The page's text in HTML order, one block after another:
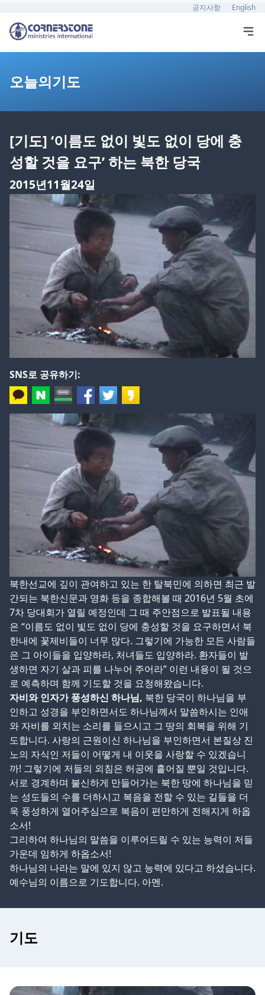
공지사항 English
오늘의기도
[기도] ‘이름도 없이 빛도 없이 당에 충
성할 것을 요구’ 하는 북한 당국
2015년11월24일
SNS로 공유하기:
북한선교에 깊이 관여하고 있는 한 탈북민에 의하면 최근 발
간되는 북한신문과 영화 등을 종합해볼 때 2016년 5월 초에
7차 당대회가 열릴 예정인데 그 때 주안점으로 발표될 내용
은 “이름도 없이 빛도 없이 당에 충성할 것을 요구하면서 북
한내에 꽃제비들이 너무 많다. 그렇기에 가능한 모든 사람들
은 그 아이들을 입양하라, 처녀들도 입양하라. 환자들이 발
생하면 자기 살과 피를 나누어 주어라” 이런 내용이 될 것으
로 예측하며 함께 기도할 것을 요청해왔습니다.
자비와 인자가 풍성하신 하나님, 북한 당국이 하나님을 부
인하고 성경을 부인하면서도 하나님께서 말씀하시는 인애
와 자비를 외치는 소리를 들으시고 그 땅의 회복을 위해 기
도합니다. 사랑의 근원이신 하나님을 부인하면서 본질상 진
노의 자식인 저들이 어떻게 내 이웃을 사랑할 수 있겠습니
까! 그렇기에 저들의 외침은 허공에 흩어질 뿐일 것입니다.
서로 경계하며 불신하게 만들어가는 북한 땅에 하나님을 믿
는 성도들의 수를 더하시고 복음을 전할 수 있는 길들을 더
욱 풍성하게 열어주심으로 복음이 편만하게 전해지게 하옵
소서!
그리하여 하나님의 말씀을 이루어드릴 수 있는 능력이 저들
가운데 임하게 하옵소서!
하나님의 나라는 말에 있지 않고 능력에 있다고 하셨습니다.
예수님의 이름으로 기도합니다. 아멘.
기도